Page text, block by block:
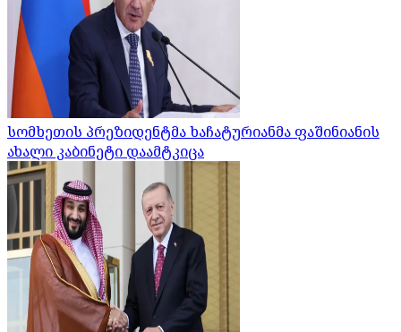
სომხეთის პრეზიდენტმა ხაჩატურიანმა ფაშინიანის
ახალი კაბინეტი დაამტკიცა